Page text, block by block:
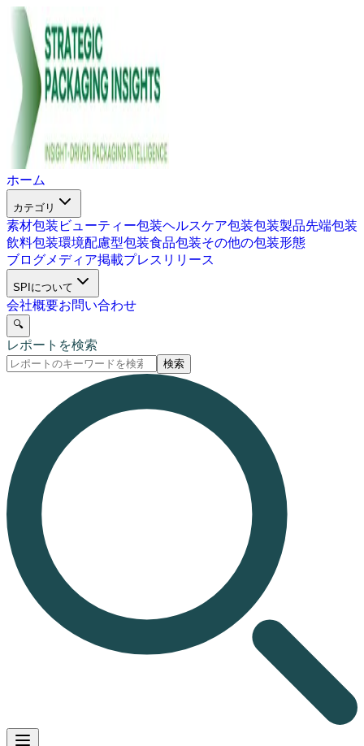
ホーム
カテゴリ
素材包装 ビューティー包装ヘルスケア包装包装製品先端包装
飲料包装環境配慮型包装食品包装その他の包装形態
ブログメディア掲載プレスリリース
SPIについて
会社概要お問い合わせ
🔍
レポートを検索
検索